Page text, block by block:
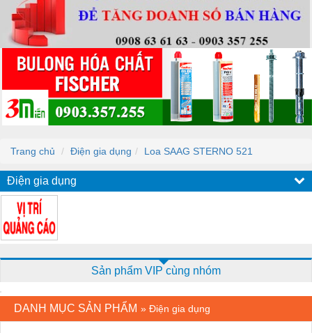
Trang chủ Điện gia dụng Loa SAAG STERNO 521
Điện gia dụng
Sản phẩm VIP cùng nhóm
DANH MỤC SẢN PHẨM » Điện gia dụng